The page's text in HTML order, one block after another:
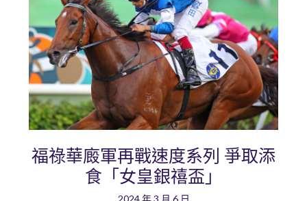
福祿華廄軍再戰速度系列 爭取添
食「女皇銀禧盃」